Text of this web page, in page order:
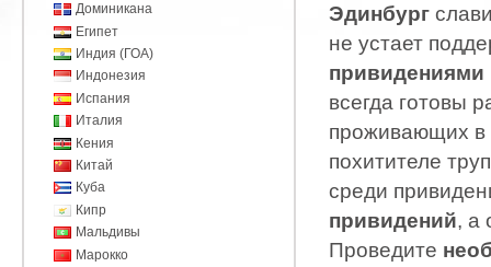
Эдинбург
не устает
всегда готовы
проживающих в
похитителе
среди
привидений, а
Проведите
Доминикана
Египет
Индия (ГОА)
Индонезия
Испания
Италия
Кения
Китай
Куба
Кипр
Мальдивы
Марокко